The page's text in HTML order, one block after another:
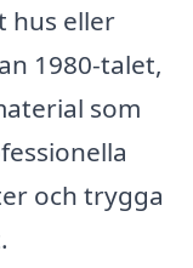
hus eller
1980-talet,
som
och trygga